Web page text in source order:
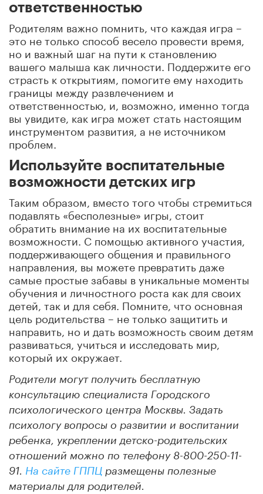
ответственностью
Родителям важно помнить, что каждая игра –
это не только способ весело провести время,
но и важный шаг на пути к становлению
вашего малыша как личности. Поддержите его
страсть к открытиям, помогите ему находить
границы между развлечением и
ответственностью, и, возможно, именно тогда
вы увидите, как игра может стать настоящим
инструментом развития, а не источником
проблем.
Используйте воспитательные
возможности детских игр
Таким образом, вместо того чтобы стремиться
подавлять «бесполезные» игры, стоит
обратить внимание на их воспитательные
возможности. С помощью активного участия,
поддерживающего общения и правильного
направления, вы можете превратить даже
самые простые забавы в уникальные моменты
обучения и личностного роста как для своих
детей, так и для себя. Помните, что основная
цель родительства – не только защитить и
направить, но и дать возможность своим детям
развиваться, учиться и исследовать мир,
который их окружает.
Родители могут получить бесплатную
консультацию специалиста Городского
психологического центра Москвы. Задать
психологу вопросы о развитии и воспитании
ребенка, укреплении детско-родительских
отношений можно по телефону 8-800-250-11-
91. На сайте ГППЦ размещены полезные
материалы для родителей.